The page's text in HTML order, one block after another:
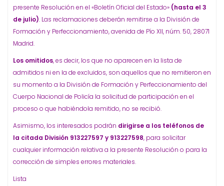
presente Resolución en el «Boletín Oficial del Estado» (hasta el 3
de julio). Las reclamaciones deberán remitirse a la División de
Formación y Perfeccionamiento, avenida de Pío XII, núm. 50, 28071
Madrid.
Los omitidos, es decir, los que no aparecen en la lista de
admitidos ni en la de excluidos, son aquellos que no remitieron en
su momento a la División de Formación y Perfeccionamiento del
Cuerpo Nacional de Policía la solicitud de participación en el
proceso o que habiéndola remitido, no se recibió.
Asimismo, los interesados podrán dirigirse a los teléfonos de
la citada División 913227597 y 913227598, para solicitar
cualquier información relativa a la presente Resolución o para la
corrección de simples errores materiales.
Lista